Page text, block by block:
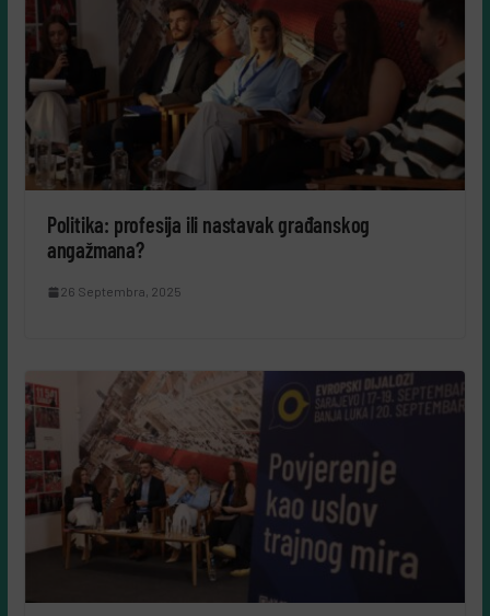
Politika: profesija ili nastavak građanskog
angažmana?
26 Septembra, 2025